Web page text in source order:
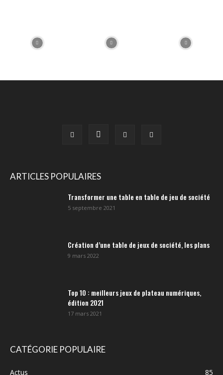
ARTICLES POPULAIRES
Transformer une table en table de jeu de société
5 septembre 2021
Création d’une table de jeux de société, les plans
9 mars 2022
Top 10 : meilleurs jeux de plateau numériques,
édition 2021
17 mars 2021
CATÉGORIE POPULAIRE
Actus 85